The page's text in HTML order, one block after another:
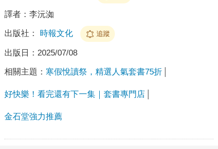
譯者： 李沅洳
出版社： 時報文化 追蹤
出版日： 2025/07/08
相關主題： 寒假悅讀祭，精選人氣套書75折
好快樂！看完還有下一集｜套書專門店
金石堂強力推薦